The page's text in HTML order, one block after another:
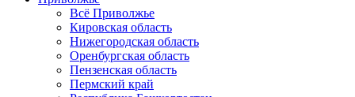
Всё Приволжье
Кировская область
Нижегородская область
Оренбургская область
Пензенская область
Пермский край